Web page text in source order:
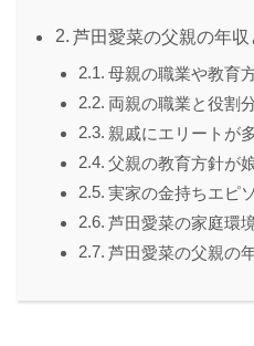
芦田愛菜の父親の年
母親の職業や教育
両親の職業と役割
親戚にエリートが
父親の教育方針が
実家の金持ちエピ
芦田愛菜の家庭環
芦田愛菜の父親の